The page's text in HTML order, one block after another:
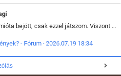
Amióta bejött, csak ezzel játszom. Viszont mint minden más - akár az alapjáték is, ez is baromira összetett lett. Néha már pár kör után is esélytelen az egész. Vagy irreállisan túltápol valaki, vagy lelép a partner, vagy csak hülye mint a segg. És amikor eljönne az én időm, na akkor jön el mindenki másé is. Engem jobban érdekelne, hogy ki milyen ratingen szokott játszani. Na ez lenne egy érdekes adat.
- Fórum · 2026.07.19 18:34